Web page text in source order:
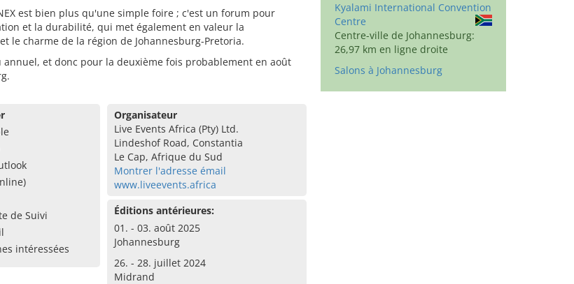
est bien plus qu'une simple foire ; c'est un forum pour
et la durabilité, qui met également en valeur la
le charme de la région de Johannesburg-Pretoria.
annuel, et donc pour la deuxième fois probablement en août
de Suivi
intéressées
Organisateur
Live Events Africa (Pty) Ltd.
Lindeshof Road, Constantia
Le Cap, Afrique du Sud
Montrer l'adresse émail
www.liveevents.africa
Éditions antérieures:
01. - 03. août 2025
Johannesburg
26. - 28. juillet 2024
Midrand
Kyalami International Convention
Centre
Centre-ville de Johannesburg:
26,97 km en ligne droite
Salons à Johannesburg